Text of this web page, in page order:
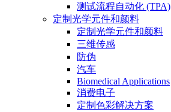
测试流程自动化 (TPA)
定制光学元件和颜料
定制光学元件和颜料
三维传感
防伪
汽车
Biomedical Applications
消费电子
定制色彩解决方案